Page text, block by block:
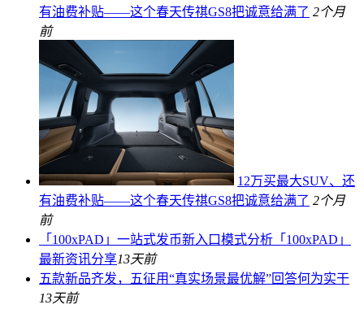
有油费补贴——这个春天传祺GS8把诚意给满了 2个月
前
12万买最大SUV、还
有油费补贴——这个春天传祺GS8把诚意给满了 2个月
前
「100xPAD」一站式发币新入口模式分析「100xPAD」
最新资讯分享13天前
五款新品齐发，五征用“真实场景最优解”回答何为实干
13天前